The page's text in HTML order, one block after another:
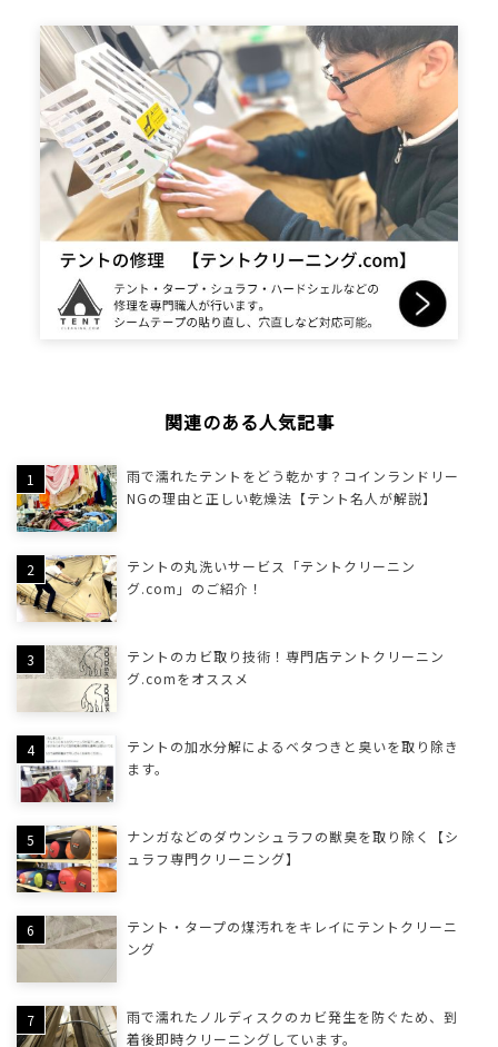
関連のある人気記事
雨で濡れたテントをどう乾かす？コインランドリー
NGの理由と正しい乾燥法【テント名人が解説】
テントの丸洗いサービス「テントクリーニン
グ.com」のご紹介！
テントのカビ取り技術！専門店テントクリーニン
グ.comをオススメ
テントの加水分解によるベタつきと臭いを取り除き
ます。
ナンガなどのダウンシュラフの獣臭を取り除く【シ
ュラフ専門クリーニング】
テント・タープの煤汚れをキレイにテントクリーニ
ング
雨で濡れたノルディスクのカビ発生を防ぐため、到
着後即時クリーニングしています。